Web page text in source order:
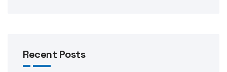
Recent Posts